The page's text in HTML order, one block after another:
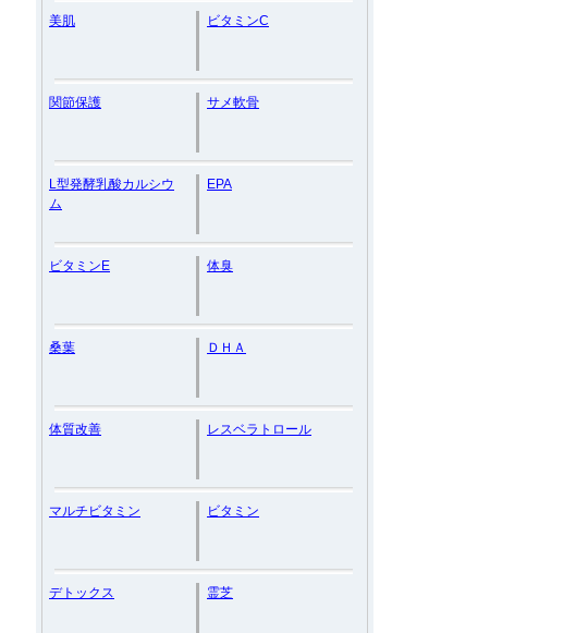
美肌 ビタミンC
関節保護 サメ軟骨
L型発酵乳酸カルシウ
ム
EPA
ビタミンE 体臭
桑葉 ＤＨＡ
体質改善 レスベラトロール
マルチビタミン ビタミン
デトックス 霊芝